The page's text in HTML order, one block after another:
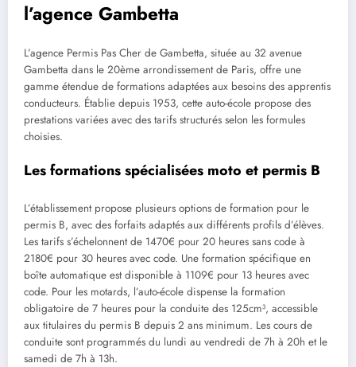
l’agence Gambetta
L’agence Permis Pas Cher de Gambetta, située au 32 avenue
Gambetta dans le 20ème arrondissement de Paris, offre une
gamme étendue de formations adaptées aux besoins des apprentis
conducteurs. Établie depuis 1953, cette auto-école propose des
prestations variées avec des tarifs structurés selon les formules
choisies.
Les formations spécialisées moto et permis B
L’établissement propose plusieurs options de formation pour le
permis B, avec des forfaits adaptés aux différents profils d’élèves.
Les tarifs s’échelonnent de 1470€ pour 20 heures sans code à
2180€ pour 30 heures avec code. Une formation spécifique en
boîte automatique est disponible à 1109€ pour 13 heures avec
code. Pour les motards, l’auto-école dispense la formation
obligatoire de 7 heures pour la conduite des 125cm³, accessible
aux titulaires du permis B depuis 2 ans minimum. Les cours de
conduite sont programmés du lundi au vendredi de 7h à 20h et le
samedi de 7h à 13h.